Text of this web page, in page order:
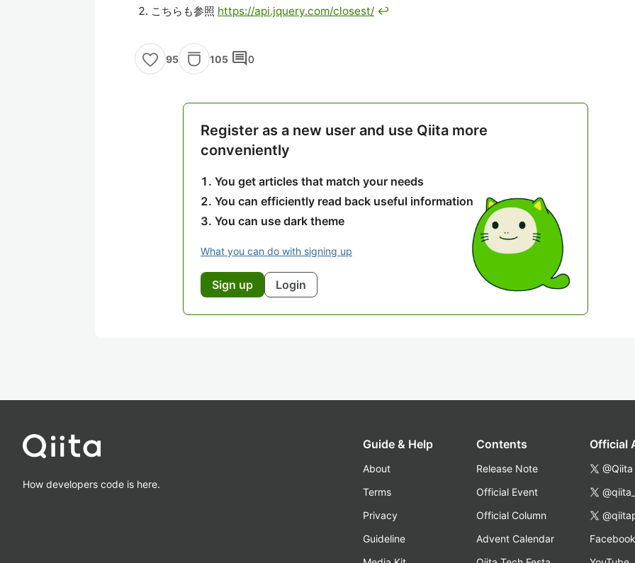
こちらも参照 https://api.jquery.com/closest/ ↩
95 105 comment0
Register as a new user and use Qiita more
conveniently
You get articles that match your needs
You can efficiently read back useful information
You can use dark theme
What you can do with signing up
Sign up Login
How developers code is here.
Guide & Help
About
Terms
Privacy
Guideline
Contents
Release Note
Official Event
Official Column
Advent Calendar
Official
@Qiita
Facebook